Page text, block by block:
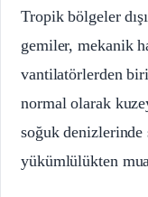
Tropik bölgeler
gemiler, mekanik
vantilatörlerden
normal olarak
soğuk denizlerinde
yükümlülükten